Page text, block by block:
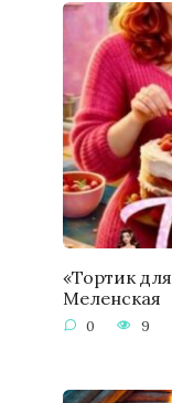
«Тортик
Меленская
0 9